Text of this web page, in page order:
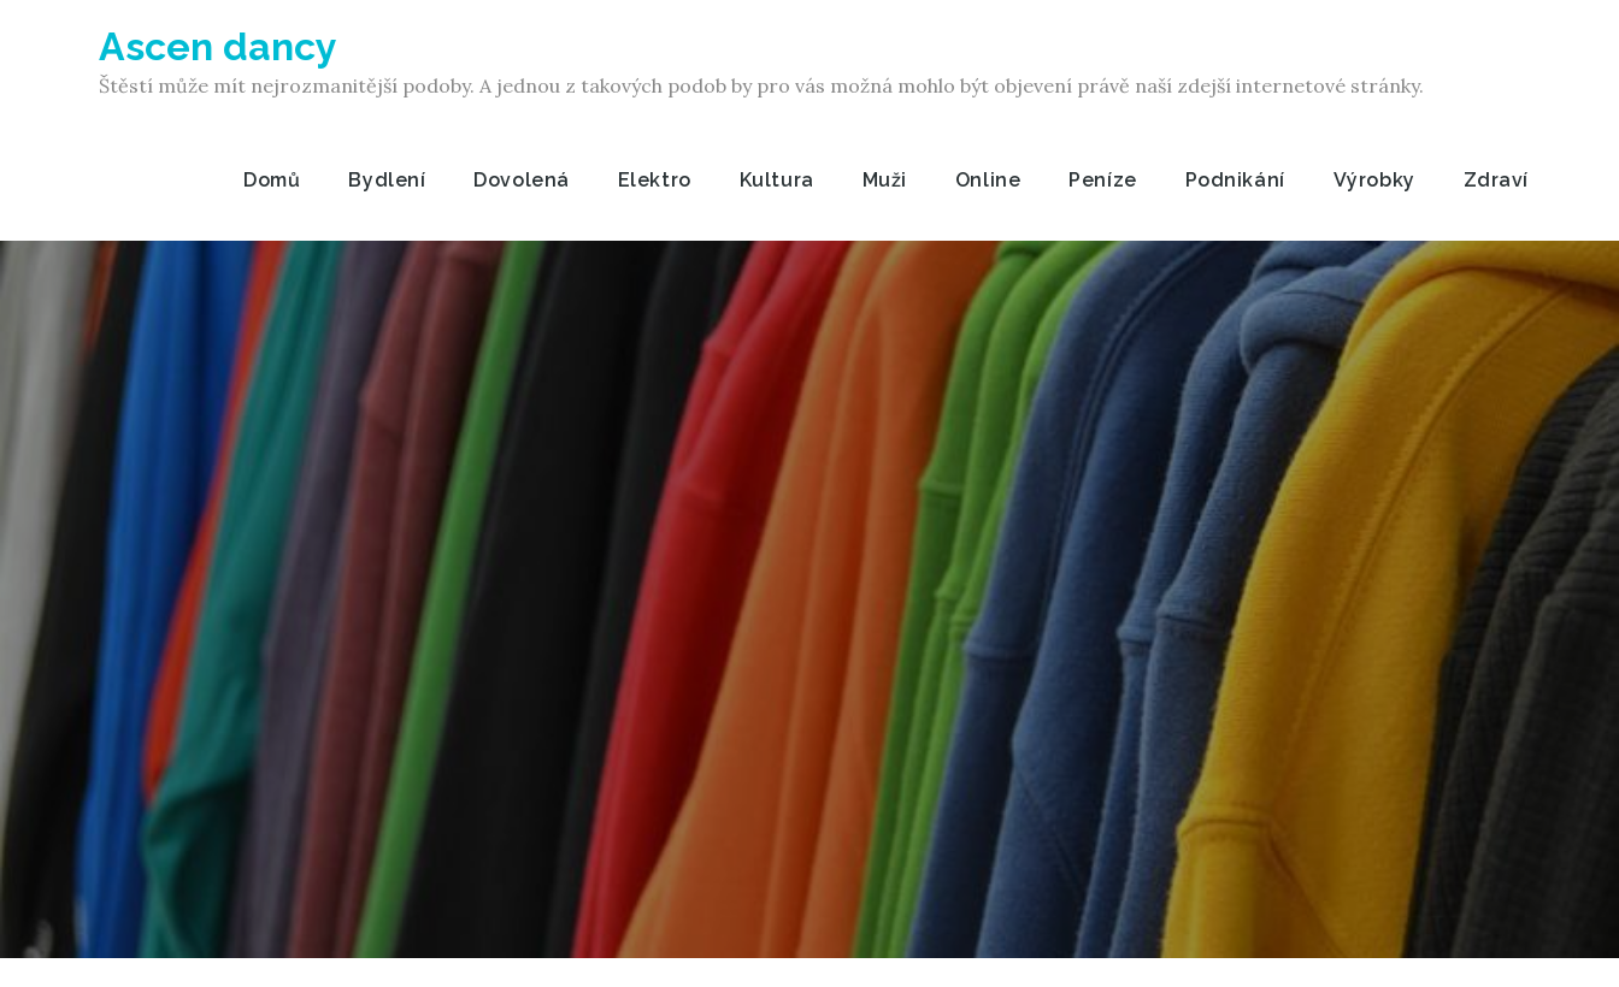
Ascen dancy
Štěstí může mít nejrozmanitější podoby. A jednou z takových podob by pro vás možná mohlo být objevení právě naší zdejší internetové stránky.
Domů Bydlení Dovolená Elektro Kultura Muži Online Peníze Podnikání Výrobky Zdraví